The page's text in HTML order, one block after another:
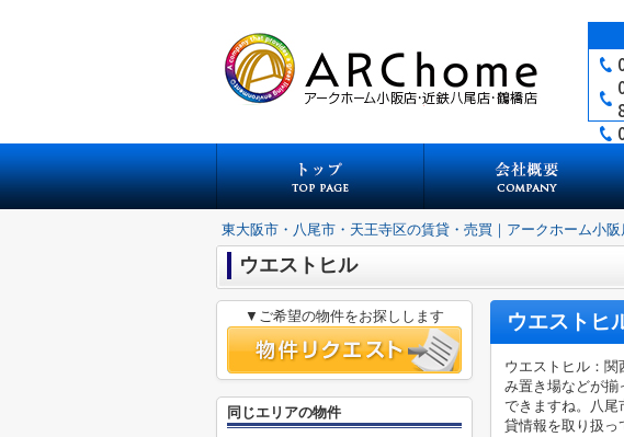
東大阪市・八尾市・天王寺区の賃貸・売買｜アークホーム小
ウエストヒル
ウエストヒ
ウエストヒル：
み置き場などが揃
できますね。八尾
貸情報を取り扱っ
▼ご希望の物件をお探しします
同じエリアの物件